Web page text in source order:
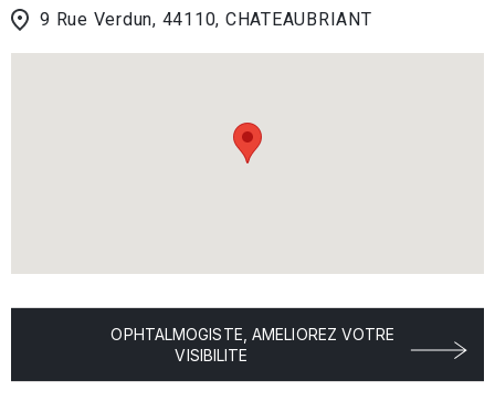
9 Rue Verdun, 44110, CHATEAUBRIANT
OPHTALMOGISTE, AMELIOREZ VOTRE
VISIBILITE